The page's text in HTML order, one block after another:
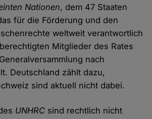
Nationen, dem 47 Staaten
für die Förderung und den
weltweit verantwortlich
Mitglieder des Rates
nach
Deutschland zählt dazu,
sind aktuell nicht dabei.
UNHRC sind rechtlich nicht